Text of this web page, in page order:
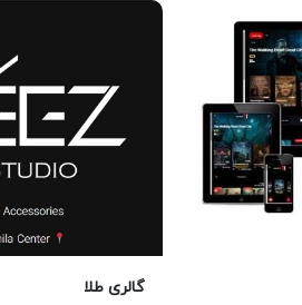
گالری طلا